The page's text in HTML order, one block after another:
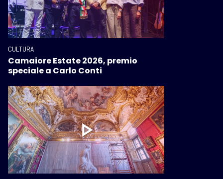
CULTURA
Camaiore Estate 2026, premio
speciale a Carlo Conti